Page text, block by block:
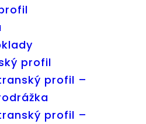
profil
profil –
profil –